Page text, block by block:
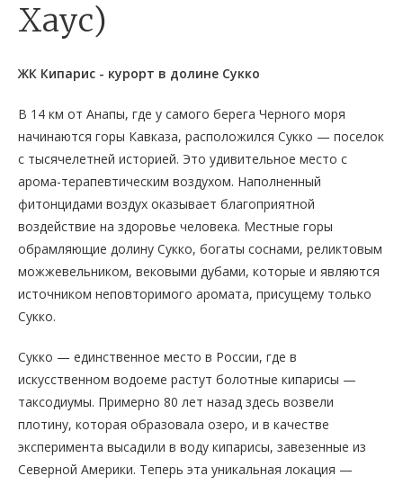
Хаус)
ЖК Кипарис - курорт в долине Сукко
В 14 км от Анапы, где у самого берега Черного моря
начинаются горы Кавказа, расположился Сукко — поселок
с тысячелетней историей. Это удивительное место с
арома-терапевтическим воздухом. Наполненный
фитонцидами воздух оказывает благоприятной
воздействие на здоровье человека. Местные горы
обрамляющие долину Сукко, богаты соснами, реликтовым
можжевельником, вековыми дубами, которые и являются
источником неповторимого аромата, присущему только
Сукко.
Сукко — единственное место в России, где в
искусственном водоеме растут болотные кипарисы —
таксодиумы. Примерно 80 лет назад здесь возвели
плотину, которая образовала озеро, и в качестве
эксперимента высадили в воду кипарисы, завезенные из
Северной Америки. Теперь эта уникальная локация —